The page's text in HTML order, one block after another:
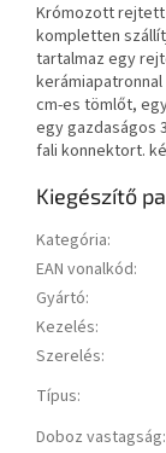
Krómozott rejtett
kompletten
tartalmaz egy
kerámiapatronnal
cm-es tömlőt,
egy gazdaságos
fali konnektort.
Kiegészítő
Kategória:
EAN vonalkód:
Gyártó:
Kezelés:
Szerelés:
Típus:
Doboz vastagság: